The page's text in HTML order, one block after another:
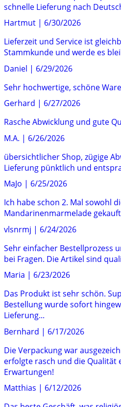
schnelle Lieferung nach
Hartmut | 6/30/2026
Lieferzeit und Service ist
Stammkunde und werde es
Daniel | 6/29/2026
Sehr hochwertige, schöne
Gerhard | 6/27/2026
Rasche Abwicklung und gute
M.A. | 6/26/2026
übersichtlicher Shop, zügige
Lieferung pünktlich und
MaJo | 6/25/2026
Ich habe schon 2. Mal sowohl
Mandarinenmarmelade
vlsnrmj | 6/24/2026
Sehr einfacher Bestellprozess
bei Fragen. Die Artikel sind
Maria | 6/23/2026
Das Produkt ist sehr schön.
Bestellung wurde sofort
Lieferung...
Bernhard | 6/17/2026
Die Verpackung war
erfolgte rasch und die Qualität
Erwartungen!
Matthias | 6/12/2026